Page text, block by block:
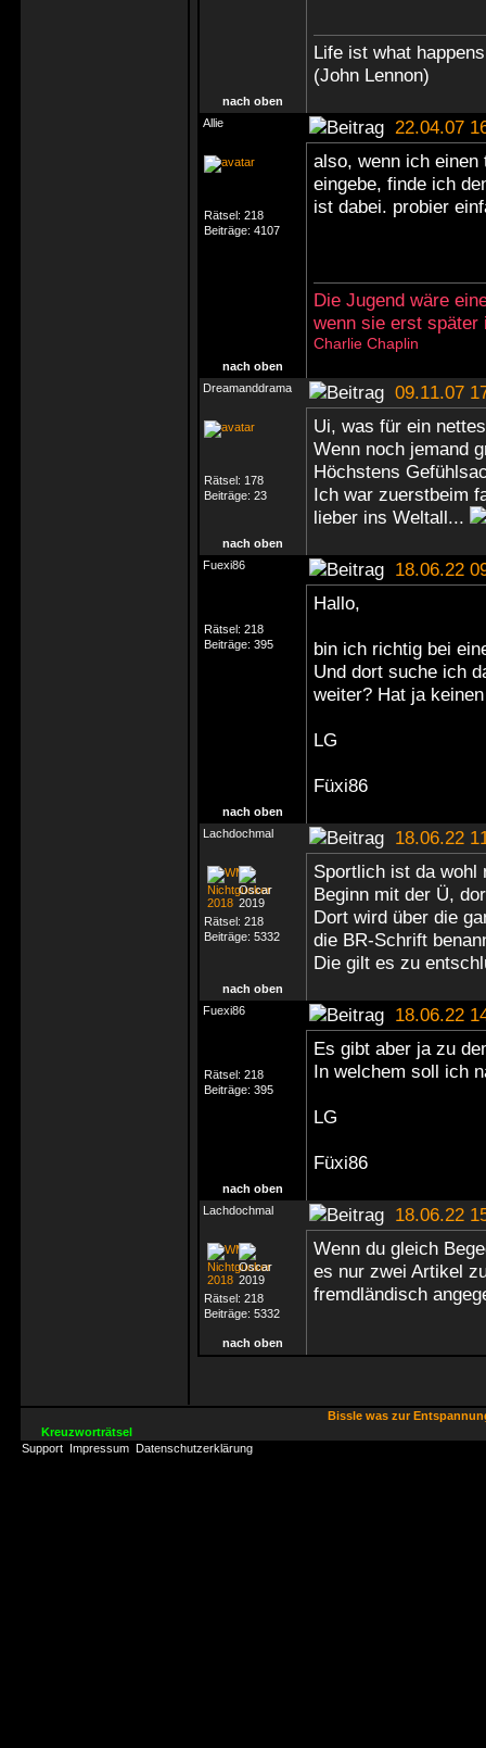
Life ist what
(John Lennon)
nach oben
Allie
22.04.07
Rätsel: 218
Beiträge: 4107
also, wenn ich
eingebe, finde ich
ist dabei. probier
Die Jugend wäre
wenn sie erst später
Charlie Chaplin
nach oben
Dreamanddrama
09.11.07
Rätsel: 178
Beiträge: 23
Ui, was für ein
Wenn noch jemand
Höchstens
Ich war zuerstbeim
lieber ins Weltall...
nach oben
Fuexi86
18.06.22
Rätsel: 218
Beiträge: 395
Hallo,
bin ich richtig bei
Und dort suche ich
weiter? Hat ja
LG
Füxi86
nach oben
Lachdochmal
18.06.22
Rätsel: 218
Beiträge: 5332
Sportlich ist da wohl
Beginn mit der Ü,
Dort wird über die
die BR-Schrift
Die gilt es zu
nach oben
Fuexi86
18.06.22
Rätsel: 218
Beiträge: 395
Es gibt aber ja zu
In welchem soll ich
LG
Füxi86
nach oben
Lachdochmal
18.06.22
Rätsel: 218
Beiträge: 5332
Wenn du gleich
es nur zwei Artikel
fremdländisch
nach oben
Bissle was zur
Kreuzworträtsel
Support Impressum Datenschutzerklärung